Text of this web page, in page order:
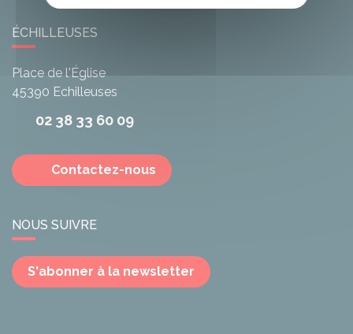
ÉCHILLEUSES
Place de l'Église
45390 Echilleuses
02 38 33 60 09
Contactez-nous
NOUS SUIVRE
S'abonner à la newsletter